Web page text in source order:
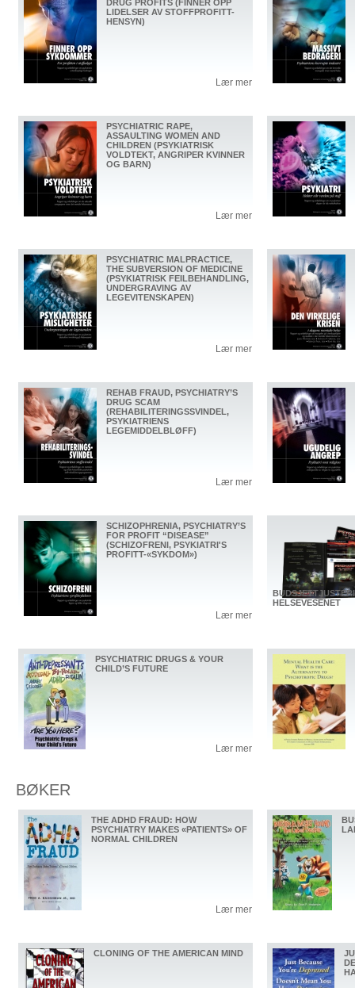
DRUG PROFITS (FINNER OPP
LIDELSER AV STOFFPROFITT-
HENSYN)
Lær mer
PSYCHIATRIC RAPE,
ASSAULTING WOMEN AND
CHILDREN (PSYKIATRISK
VOLDTEKT, ANGRIPER KVINNER
OG BARN)
Lær mer
PSYCHIATRIC MALPRACTICE,
THE SUBVERSION OF MEDICINE
(PSYKIATRISK FEILBEHANDLING,
UNDERGRAVING AV
LEGEVITENSKAPEN)
Lær mer
REHAB FRAUD, PSYCHIATRY’S
DRUG SCAM
(REHABILITERINGSSVINDEL,
PSYKIATRIENS
LEGEMIDDELBLØFF)
Lær mer
SCHIZOPHRENIA, PSYCHIATRY’S
FOR PROFIT “DISEASE”
(SCHIZOFRENI, PSYKIATRI'S
PROFITT-«SYKDOM»)
Lær mer
HELSEVESENET
PSYCHIATRIC DRUGS & YOUR
CHILD’S FUTURE
Lær mer
BØKER
THE ADHD FRAUD: HOW
PSYCHIATRY MAKES «PATIENTS» OF
NORMAL CHILDREN
Lær mer
CLONING OF THE AMERICAN MIND